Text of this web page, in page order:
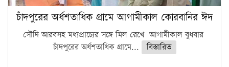
চাঁদপুরের অর্ধশতাধিক গ্রামে আগামীকাল কোরবানির ঈদ
সৌদি আরবসহ মধ্যপ্রাচ্যের সঙ্গে মিল রেখে আগামীকাল বুধবার
চাঁদপুরের অর্ধশতাধিক গ্রামে...
বিস্তারিত